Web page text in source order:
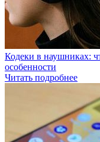
Кодеки в наушниках:
особенности
Читать подробнее